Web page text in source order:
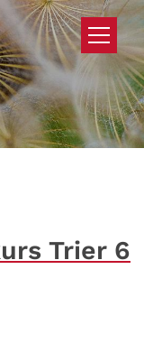
Trier 6